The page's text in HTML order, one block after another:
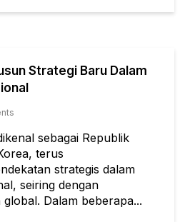
Strategi Baru Dalam
sebagai Republik
terus
strategis dalam
seiring dengan
Dalam beberapa...